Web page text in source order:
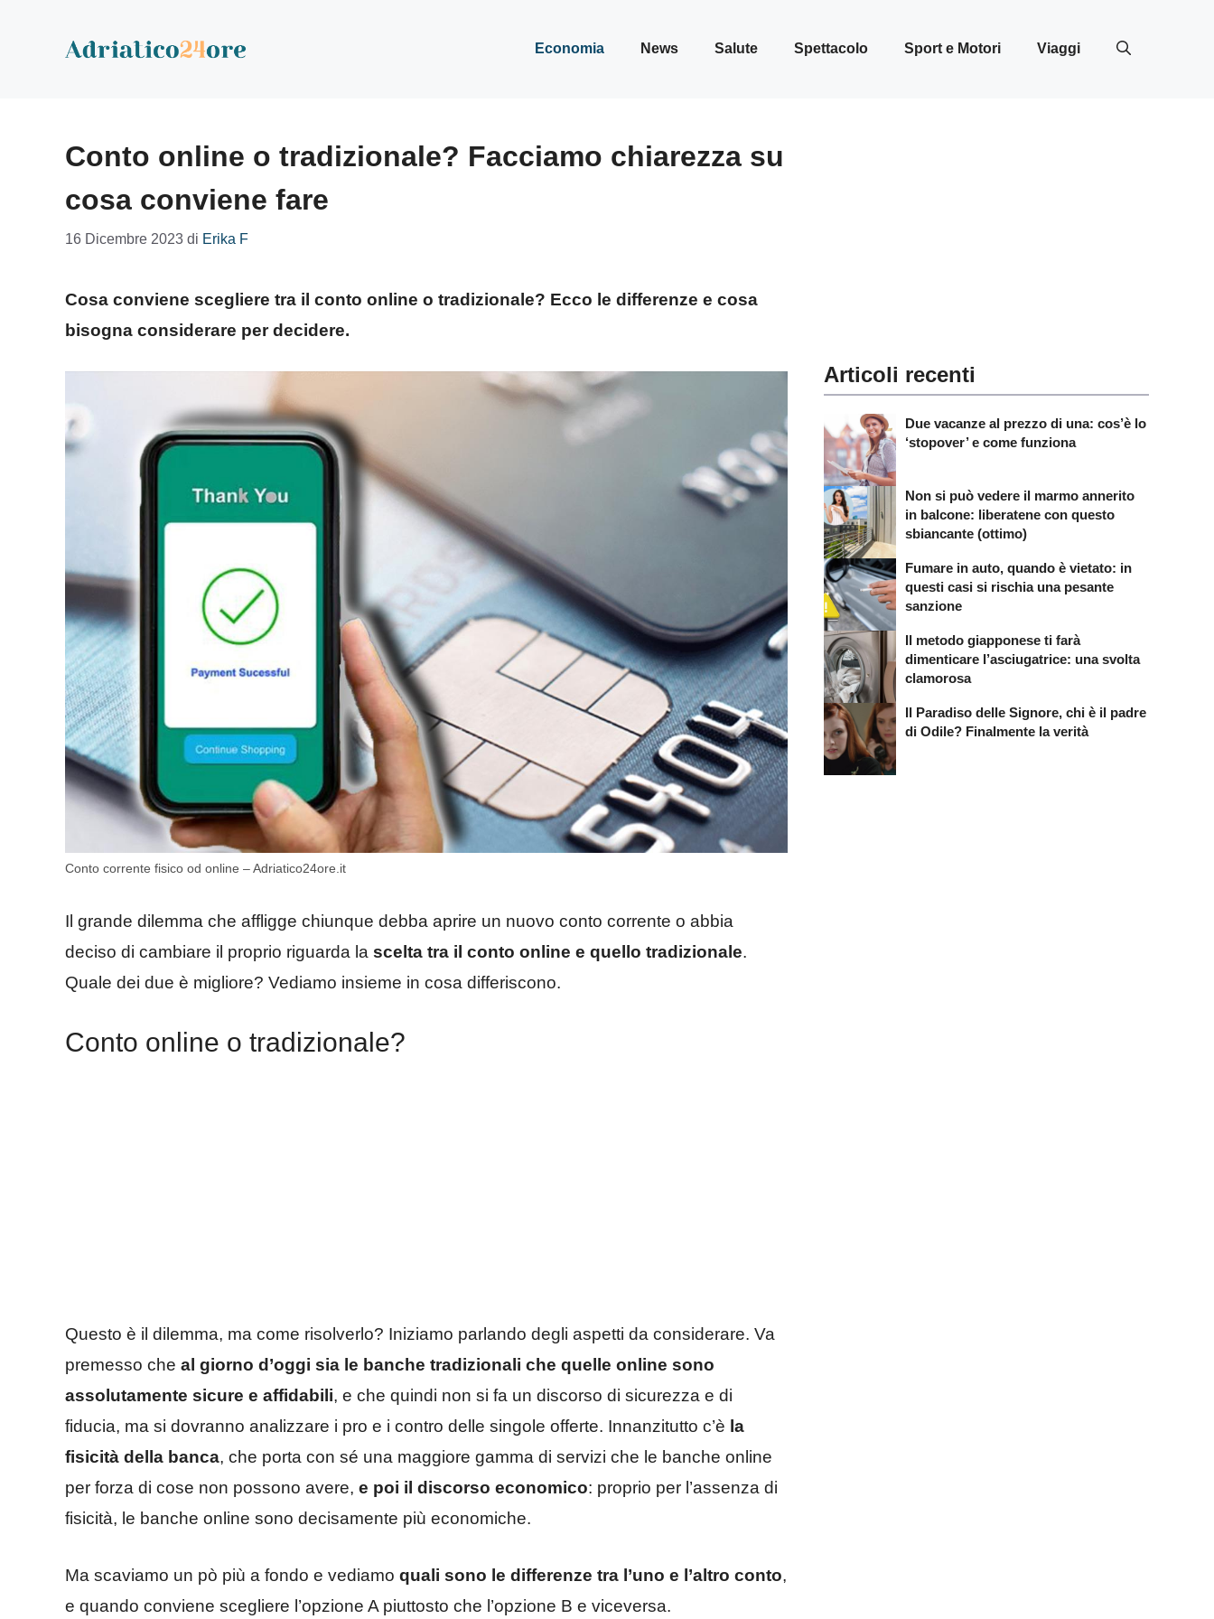
Economia News Salute Spettacolo Sport e Motori Viaggi
Conto online o tradizionale? Facciamo chiarezza su
cosa conviene fare
16 Dicembre 2023 di Erika F
Cosa conviene scegliere tra il conto online o tradizionale? Ecco le differenze e cosa
bisogna considerare per decidere.
Conto corrente fisico od online – Adriatico24ore.it
Il grande dilemma che affligge chiunque debba aprire un nuovo conto corrente o abbia
deciso di cambiare il proprio riguarda la scelta tra il conto online e quello tradizionale.
Quale dei due è migliore? Vediamo insieme in cosa differiscono.
Conto online o tradizionale?
Questo è il dilemma, ma come risolverlo? Iniziamo parlando degli aspetti da considerare. Va
premesso che al giorno d’oggi sia le banche tradizionali che quelle online sono
assolutamente sicure e affidabili, e che quindi non si fa un discorso di sicurezza e di
fiducia, ma si dovranno analizzare i pro e i contro delle singole offerte. Innanzitutto c’è la
fisicità della banca, che porta con sé una maggiore gamma di servizi che le banche online
per forza di cose non possono avere, e poi il discorso economico: proprio per l’assenza di
fisicità, le banche online sono decisamente più economiche.
Ma scaviamo un pò più a fondo e vediamo quali sono le differenze tra l’uno e l’altro conto,
e quando conviene scegliere l’opzione A piuttosto che l’opzione B e viceversa.
Articoli recenti
Due vacanze al prezzo di una: cos’è lo
‘stopover’ e come funziona
Non si può vedere il marmo annerito
in balcone: liberatene con questo
sbiancante (ottimo)
Fumare in auto, quando è vietato: in
questi casi si rischia una pesante
sanzione
Il metodo giapponese ti farà
dimenticare l’asciugatrice: una svolta
clamorosa
Il Paradiso delle Signore, chi è il padre
di Odile? Finalmente la verità